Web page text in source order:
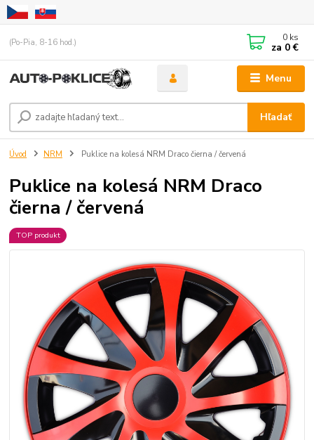
Menu
Hľadať
(Po-Pia, 8-16 hod.) 0 ks
za 0 €
Úvod NRM Puklice na kolesá NRM Draco čierna / červená
Puklice na kolesá NRM Draco
čierna / červená
TOP produkt